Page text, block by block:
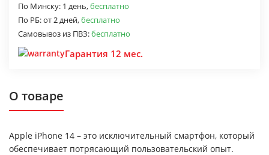
По Минску: 1 день,бесплатно
По РБ:от 2 дней,бесплатно
Самовывоз из ПВЗ:бесплатно
Гарантия 12 мес.
О товаре
Apple iPhone 14 – это исключительный смартфон, который
обеспечивает потрясающий пользовательский опыт.